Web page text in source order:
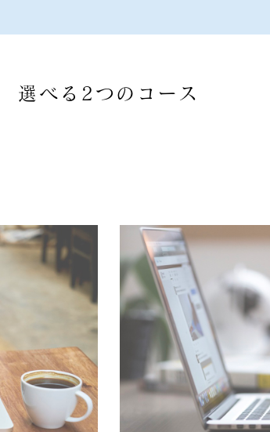
選べる2つのコース